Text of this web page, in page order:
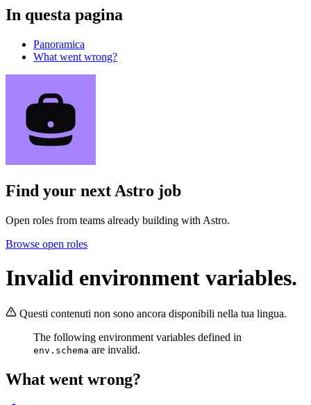
In questa pagina
Panoramica
What went wrong?
Find your next Astro job
Open roles from teams already building with Astro.
Browse open roles
Invalid environment variables.
Questi contenuti non sono ancora disponibili nella tua lingua.
The following environment variables defined in
env.schema are invalid.
What went wrong?